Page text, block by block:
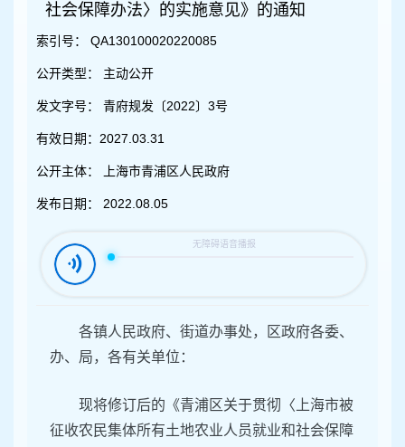
社会保障办法〉的实施意见》的通知
索引号： QA130100020220085
公开类型： 主动公开
发文字号： 青府规发〔2022〕3号
有效日期： 2027.03.31
公开主体： 上海市青浦区人民政府
发布日期： 2022.08.05
各镇人民政府、街道办事处，区政府各委、
办、局，各有关单位：
现将修订后的《青浦区关于贯彻〈上海市被
征收农民集体所有土地农业人员就业和社会保障